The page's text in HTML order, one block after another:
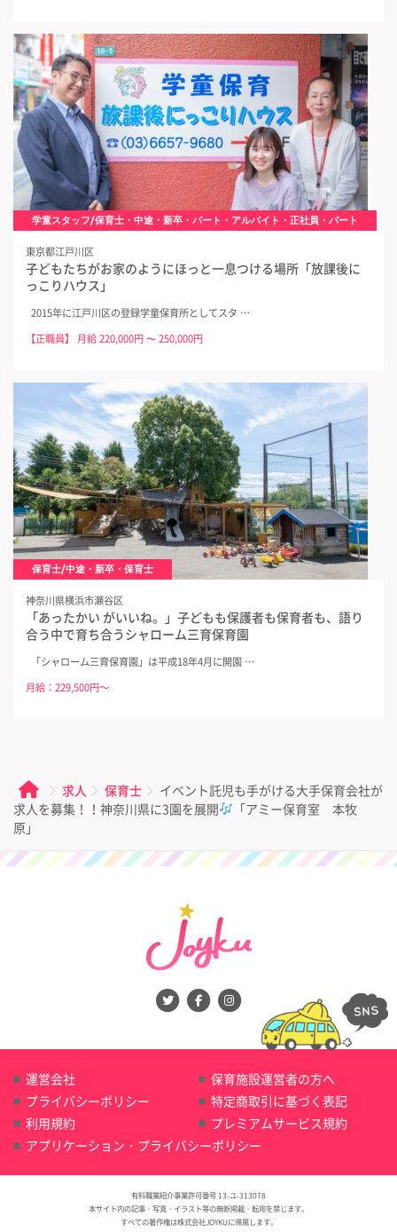
学童スタッフ/保育士・中途・新卒・パート・アルバイト・正社員・パート
東京都江戸川区
子どもたちがお家のようにほっと一息つける場所「放課後に
っこりハウス」
2015年に江戸川区の登録学童保育所としてスタ …
【正職員】 月給 220,000円 〜 250,000円
保育士/中途・新卒・保育士
神奈川県横浜市瀬谷区
「あったかい がいいね。」子どもも保護者も保育者も、語り
合う中で育ち合うシャローム三育保育園
「シャローム三育保育園」は平成18年4月に開園 …
月給：229,500円～
求人 保育士
イベント託児も手がける大手保育会社が
求人を募集！！神奈川県に3園を展開
「アミー保育室 本牧
原」
運営会社
保育施設運営者の方へ
プライバシーポリシー
特定商取引に基づく表記
利用規約
プレミアムサービス規約
アプリケーション・プライバシーポリシー
有料職業紹介事業許可番号 13-ユ-313078
本サイト内の記事・写真・イラスト等の無断掲載・転用を禁じます。
すべての著作権は株式会社JOYKUに帰属します。